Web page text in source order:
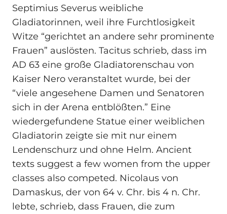
Septimius Severus weibliche
Gladiatorinnen, weil ihre Furchtlosigkeit
Witze “gerichtet an andere sehr prominente
Frauen” auslösten. Tacitus schrieb, dass im
AD 63 eine große Gladiatorenschau von
Kaiser Nero veranstaltet wurde, bei der
“viele angesehene Damen und Senatoren
sich in der Arena entblößten.” Eine
wiedergefundene Statue einer weiblichen
Gladiatorin zeigte sie mit nur einem
Lendenschurz und ohne Helm. Ancient
texts suggest a few women from the upper
classes also competed. Nicolaus von
Damaskus, der von 64 v. Chr. bis 4 n. Chr.
lebte, schrieb, dass Frauen, die zum